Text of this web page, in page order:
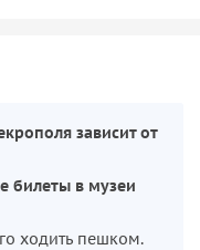
зависит от
билеты в музеи
ходить пешком.